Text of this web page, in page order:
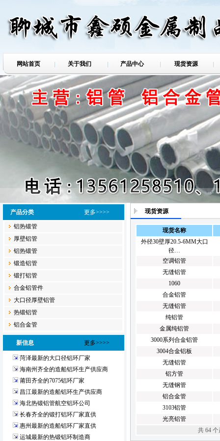
网站首页 关于我们 产品中心 现货资源
产品分类 更多>>>>
铝热锻管
厚壁铝管
铝热锻管
锻造铝管
锻打铝管
合金铝管件
大口径厚壁铝管
热锻铝管
铝合金管
新信息 更多>>>>
菏泽最新的大口径铝环厂家
海南州齐全的造船铝环生产供应商
莆田齐全的7075铝环厂家
昌江最新的造船铝环生产供应商
海北热锻铝管航空铝环公司
长春齐全的锻打铝环厂家直供
惠州最新的造船铝环厂家直供
运城最新的热锻铝环制造商
现货资源
现货名称
外径30壁厚20.5-6MM大口
径…
空调铝管
无缝铝管
1060
合金铝管
无缝铝管
纯铝管
金属纯铝管
3000系列合金铝管
3004合金铝板
无缝铝管
铝方管
无缝钢管
铝合金管
3103铝管
光亮铝管
共 64